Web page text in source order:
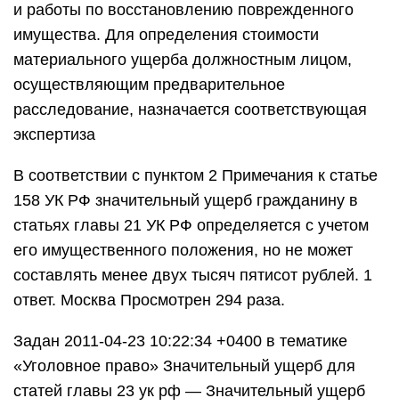
и работы по восстановлению поврежденного
имущества. Для определения стоимости
материального ущерба должностным лицом,
осуществляющим предварительное
расследование, назначается соответствующая
экспертиза
В соответствии с пунктом 2 Примечания к статье
158 УК РФ значительный ущерб гражданину в
статьях главы 21 УК РФ определяется с учетом
его имущественного положения, но не может
составлять менее двух тысяч пятисот рублей. 1
ответ. Москва Просмотрен 294 раза.
Задан 2011-04-23 10:22:34 +0400 в тематике
«Уголовное право» Значительный ущерб для
статей главы 23 ук рф — Значительный ущерб